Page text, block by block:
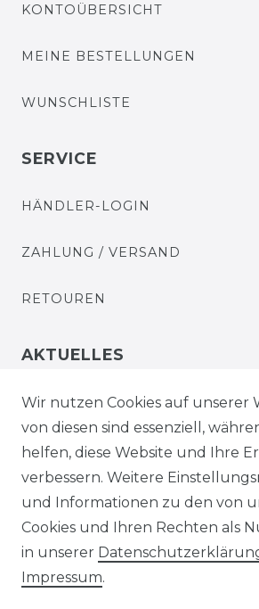
KONTOÜBERSICHT
MEINE BESTELLUNGEN
WUNSCHLISTE
SERVICE
HÄNDLER-LOGIN
ZAHLUNG / VERSAND
RETOUREN
AKTUELLES
STELLENANGEBOTE
NEWSLETTER
Impressum
Wir nutzen Cookies auf unserer
von diesen sind essenziell,
helfen, diese Website und Ihre
verbessern. Weitere
und Informationen zu den von
Cookies und Ihren Rechten als
in unserer
Impressum.